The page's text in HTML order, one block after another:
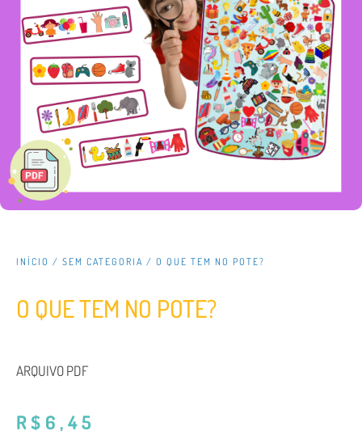
INÍCIO / SEM CATEGORIA / O QUE TEM NO POTE?
O QUE TEM NO POTE?
ARQUIVO PDF
R$ 6,45